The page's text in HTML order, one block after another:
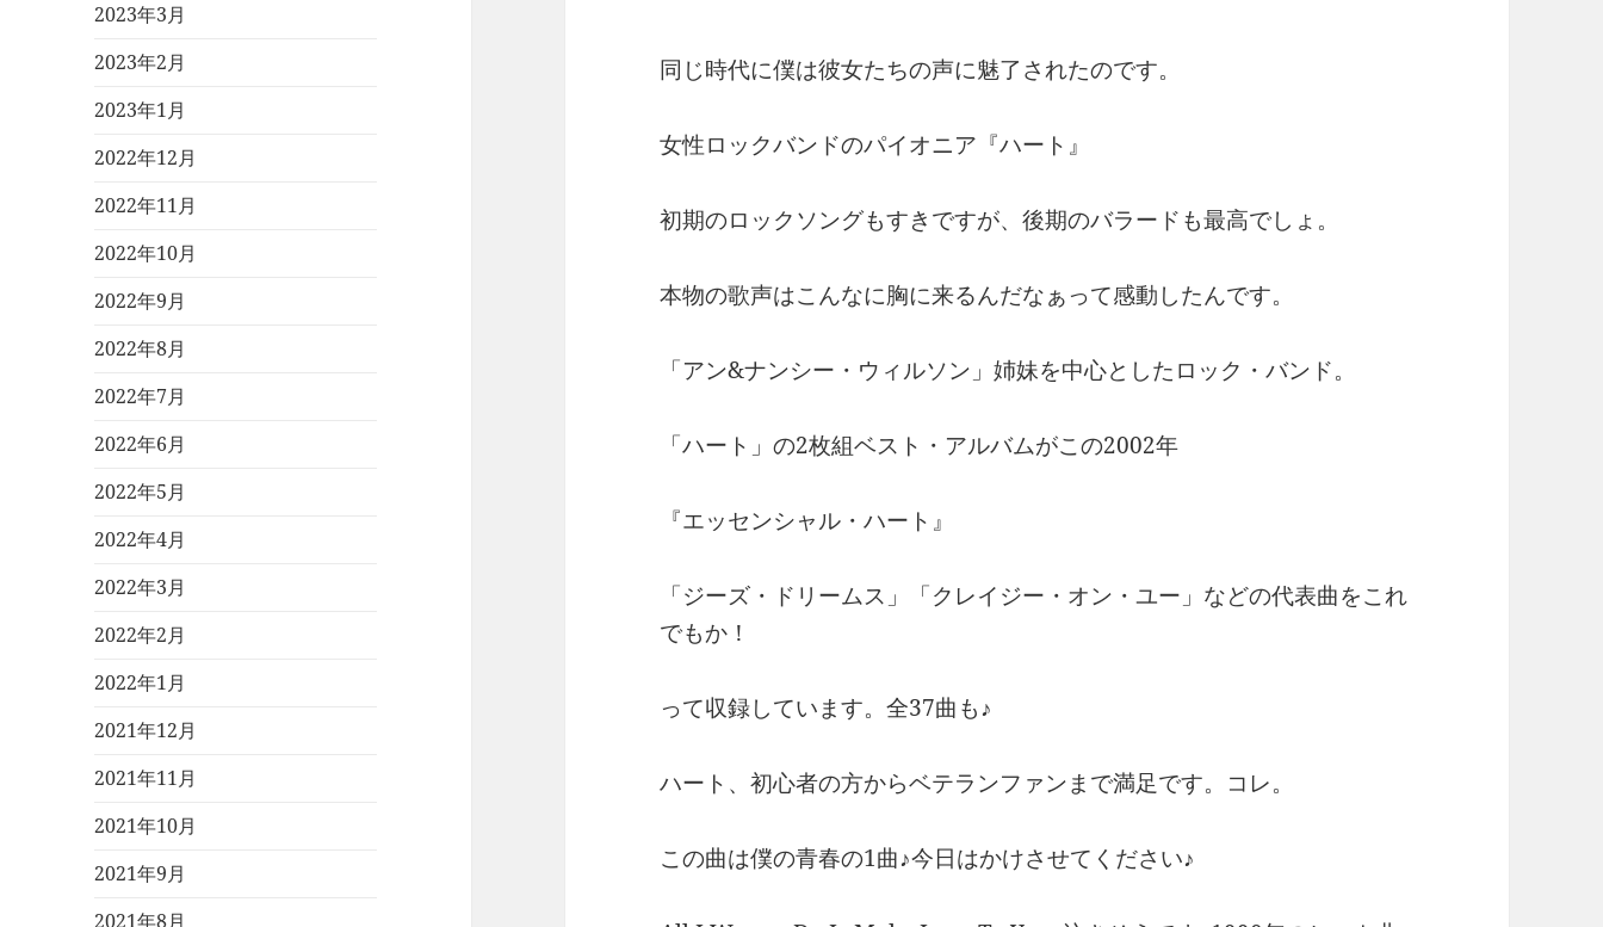
2023年3月
2023年2月
2023年1月
2022年12月
2022年11月
2022年10月
2022年9月
2022年8月
2022年7月
2022年6月
2022年5月
2022年4月
2022年3月
2022年2月
2022年1月
2021年12月
2021年11月
2021年10月
2021年9月
2021年8月
同じ時代に僕は彼女たちの声に魅了されたのです。
女性ロックバンドのパイオニア『ハート』
初期のロックソングもすきですが、後期のバラードも最高でしょ。
本物の歌声はこんなに胸に来るんだなぁって感動したんです。
「アン&ナンシー・ウィルソン」姉妹を中心としたロック・バンド。
「ハート」の2枚組ベスト・アルバムがこの2002年
『エッセンシャル・ハート』
「ジーズ・ドリームス」「クレイジー・オン・ユー」などの代表曲をこれ
でもか！
って収録しています。全37曲も♪
ハート、初心者の方からベテランファンまで満足です。コレ。
この曲は僕の青春の1曲♪今日はかけさせてください♪